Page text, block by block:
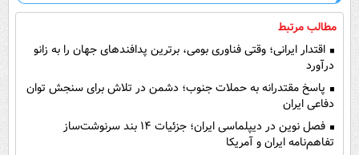
مطالب مرتبط
اقتدار ایرانی؛ وقتی فناوری بومی، برترین پدافندهای جهان را به زانو
درآورد
پاسخ مقتدرانه به حملات جنوب؛ دشمن در تلاش برای سنجش توان
دفاعی ایران
فصل نوین در دیپلماسی ایران؛ جزئیات ۱۴ بند سرنوشت‌ساز
تفاهم‌نامه ایران و آمریکا